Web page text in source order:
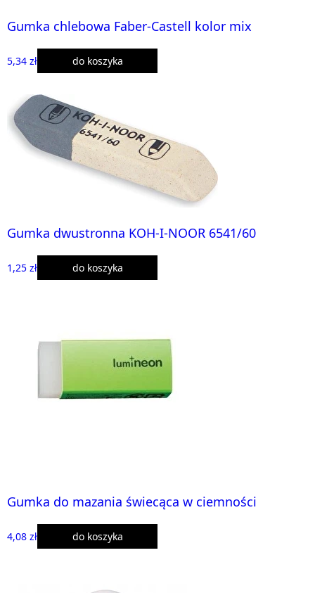
Gumka chlebowa Faber-Castell kolor mix
5,34 zł do koszyka
Gumka dwustronna KOH-I-NOOR 6541/60
1,25 zł do koszyka
Gumka do mazania świecąca w ciemności
4,08 zł do koszyka